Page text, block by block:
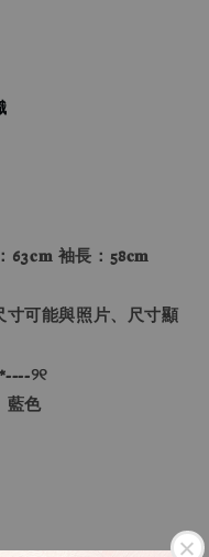
63𝐜𝐦 袖長：58𝐜𝐦
可能與照片、尺寸顯
୨୧
藍色